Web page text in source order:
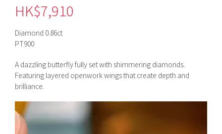
HK$7,910
Diamond 0.86ct
PT900
A dazzling butterfly fully set with shimmering diamonds.
Featuring layered openwork wings that create depth and
brilliance.
訊
播